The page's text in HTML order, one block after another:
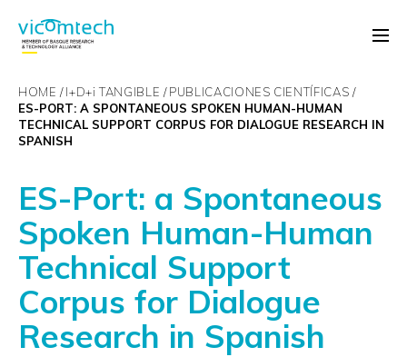
HOME I+D+i TANGIBLE PUBLICACIONES CIENTÍFICAS
ES-PORT: A SPONTANEOUS SPOKEN HUMAN-HUMAN
TECHNICAL SUPPORT CORPUS FOR DIALOGUE RESEARCH IN
SPANISH
ES-Port: a Spontaneous
Spoken Human-Human
Technical Support
Corpus for Dialogue
Research in Spanish